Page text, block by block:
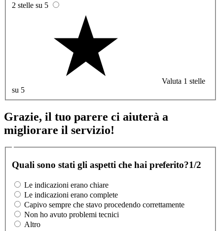
2 stelle su 5
Valuta 1 stelle
su 5
Grazie, il tuo parere ci aiuterà a
migliorare il servizio!
Quali sono stati gli aspetti che hai preferito?1/2
Le indicazioni erano chiare
Le indicazioni erano complete
Capivo sempre che stavo procedendo correttamente
Non ho avuto problemi tecnici
Altro